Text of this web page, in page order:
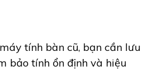
tính bàn cũ, bạn cần lưu
bảo tính ổn định và hiệu